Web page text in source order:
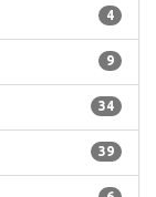
4
9
34
39